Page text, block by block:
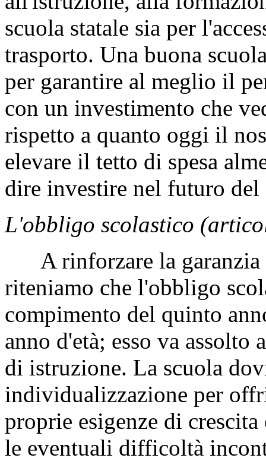
scuola statale sia per
trasporto. Una buona
per garantire al meglio il
con un investimento che
rispetto a quanto oggi il
elevare il tetto di spesa
dire investire nel futuro del
L'obbligo scolastico
A rinforzare la garanzia
riteniamo che l'obbligo
compimento del quinto
anno d'età; esso va
di istruzione. La scuola
individualizzazione per
proprie esigenze di
le eventuali difficoltà